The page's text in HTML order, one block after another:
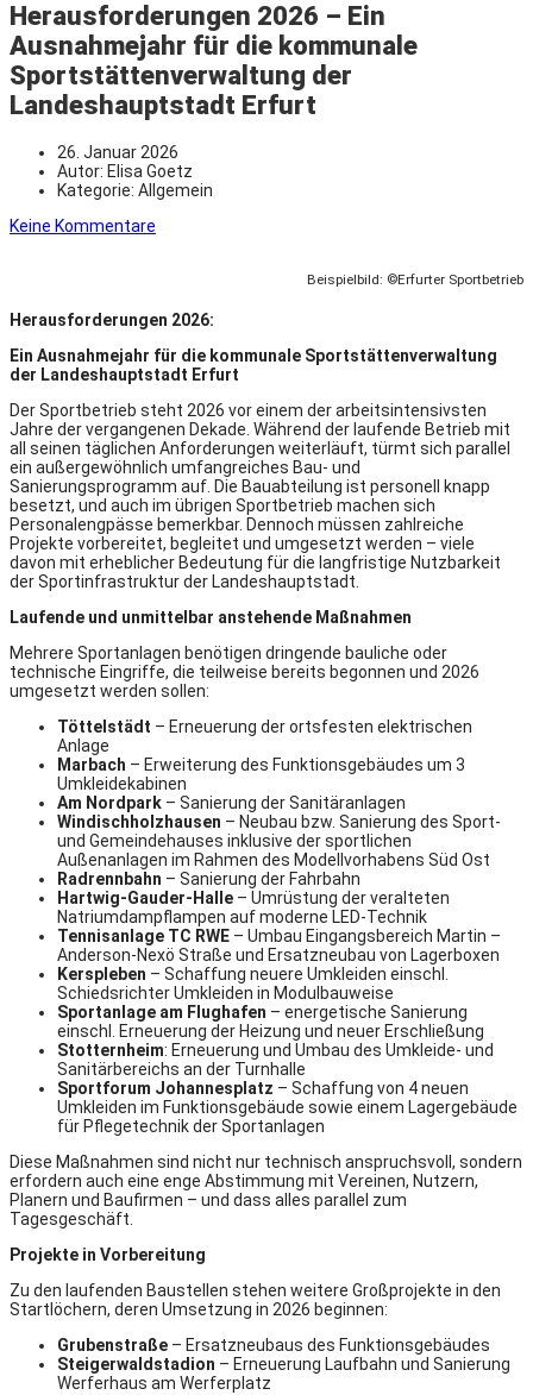
Herausforderungen 2026 – Ein
Ausnahmejahr für die kommunale
Sportstättenverwaltung der
Landeshauptstadt Erfurt
26. Januar 2026
Autor: Elisa Goetz
Kategorie: Allgemein
Keine Kommentare
Beispielbild: ©Erfurter Sportbetrieb
Herausforderungen 2026:
Ein Ausnahmejahr für die kommunale Sportstättenverwaltung
der Landeshauptstadt Erfurt
Der Sportbetrieb steht 2026 vor einem der arbeitsintensivsten
Jahre der vergangenen Dekade. Während der laufende Betrieb mit
all seinen täglichen Anforderungen weiterläuft, türmt sich parallel
ein außergewöhnlich umfangreiches Bau- und
Sanierungsprogramm auf. Die Bauabteilung ist personell knapp
besetzt, und auch im übrigen Sportbetrieb machen sich
Personalengpässe bemerkbar. Dennoch müssen zahlreiche
Projekte vorbereitet, begleitet und umgesetzt werden – viele
davon mit erheblicher Bedeutung für die langfristige Nutzbarkeit
der Sportinfrastruktur der Landeshauptstadt.
Laufende und unmittelbar anstehende Maßnahmen
Mehrere Sportanlagen benötigen dringende bauliche oder
technische Eingriffe, die teilweise bereits begonnen und 2026
umgesetzt werden sollen:
Töttelstädt – Erneuerung der ortsfesten elektrischen
Anlage
Marbach – Erweiterung des Funktionsgebäudes um 3
Umkleidekabinen
Am Nordpark – Sanierung der Sanitäranlagen
Windischholzhausen – Neubau bzw. Sanierung des Sport-
und Gemeindehauses inklusive der sportlichen
Außenanlagen im Rahmen des Modellvorhabens Süd Ost
Radrennbahn – Sanierung der Fahrbahn
Hartwig-Gauder-Halle – Umrüstung der veralteten
Natriumdampflampen auf moderne LED-Technik
Tennisanlage TC RWE – Umbau Eingangsbereich Martin –
Anderson-Nexö Straße und Ersatzneubau von Lagerboxen
Kerspleben – Schaffung neuere Umkleiden einschl.
Schiedsrichter Umkleiden in Modulbauweise
Sportanlage am Flughafen – energetische Sanierung
einschl. Erneuerung der Heizung und neuer Erschließung
Stotternheim: Erneuerung und Umbau des Umkleide- und
Sanitärbereichs an der Turnhalle
Sportforum Johannesplatz – Schaffung von 4 neuen
Umkleiden im Funktionsgebäude sowie einem Lagergebäude
für Pflegetechnik der Sportanlagen
Diese Maßnahmen sind nicht nur technisch anspruchsvoll, sondern
erfordern auch eine enge Abstimmung mit Vereinen, Nutzern,
Planern und Baufirmen – und dass alles parallel zum
Tagesgeschäft.
Projekte in Vorbereitung
Zu den laufenden Baustellen stehen weitere Großprojekte in den
Startlöchern, deren Umsetzung in 2026 beginnen:
Grubenstraße – Ersatzneubaus des Funktionsgebäudes
Steigerwaldstadion – Erneuerung Laufbahn und Sanierung
Werferhaus am Werferplatz